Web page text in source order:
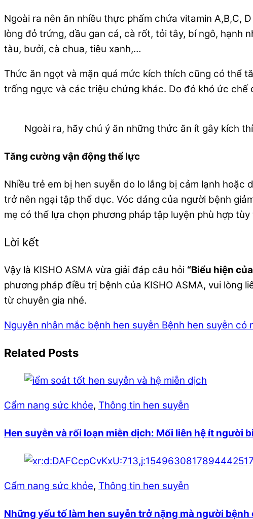
Ngoài ra nên ăn nhiều thực phẩm chứa vitamin A,B,C,
lòng đỏ trứng, dầu gan cá, cà rốt, tỏi tây, bí ngô, hạnh
tàu, bưởi, cà chua, tiêu xanh,…
Thức ăn ngọt và mặn quá mức kích thích cũng có thể
trống ngực và các triệu chứng khác. Do đó khó ức chế
Ngoài ra, hãy chú ý ăn những thức ăn ít gây kích
Tăng cường vận động thể lực
Nhiều trẻ em bị hen suyễn do lo lắng bị cảm lạnh
trở nên ngại tập thể dục. Vóc dáng của người bệnh
mẹ có thể lựa chọn phương pháp tập luyện phù hợp
Lời kết
Vậy là KISHO ASMA vừa giải đáp câu hỏi “Biểu hiện
phương pháp điều trị bệnh của KISHO ASMA, vui
từ chuyên gia nhé.
Nguyên nhân mắc bệnh hen suyễn Bệnh hen suyễn có
Related Posts
Cẩm nang sức khỏe, Thông tin hen suyễn
Hen suyễn và rối loạn miễn dịch: Mối liên hệ ít người
Cẩm nang sức khỏe, Thông tin hen suyễn
Những yếu tố làm hen suyễn trở nặng mà người bệnh